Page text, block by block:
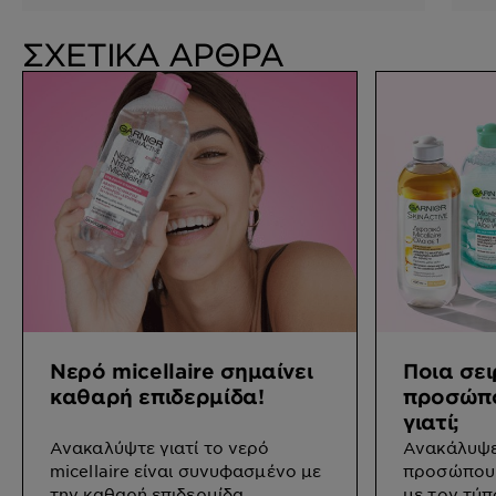
ΣΧΕΤΙΚΑ ΑΡΘΡΑ
Νερό micellaire σημαίνει
καθαρή επιδερμίδα!
Ανακαλύψτε γιατί το νερό
micellaire είναι συνυφασμένο με
Ποια
γιατί;
προσώπου